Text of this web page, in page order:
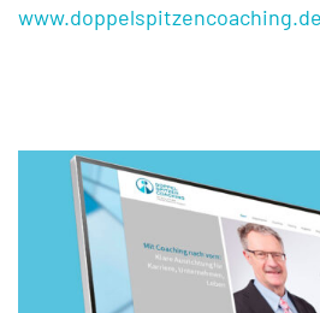
www.doppelspitzencoaching.de